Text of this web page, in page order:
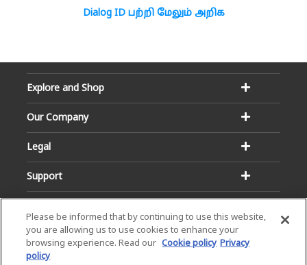
Dialog ID பற்றி மேலும் அறிக
Explore and Shop
Our Company
Legal
Support
Please be informed that by continuing to use this website,
you are allowing us to use cookies to enhance your
browsing experience. Read our Cookie policy Privacy
policy